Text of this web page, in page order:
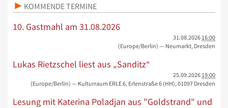
KOMMENDE TERMINE
10. Gastmahl am 31.08.2026
31.08.2026 16:00
(Europe/Berlin) — Neumarkt, Dresden
Lukas Rietzschel liest aus „Sanditz“
25.09.2026 19:00
(Europe/Berlin) — Kulturraum ERLE 6, Erlenstraße 6 (HH), 01097 Dresden
Lesung mit Katerina Poladjan aus "Goldstrand" und